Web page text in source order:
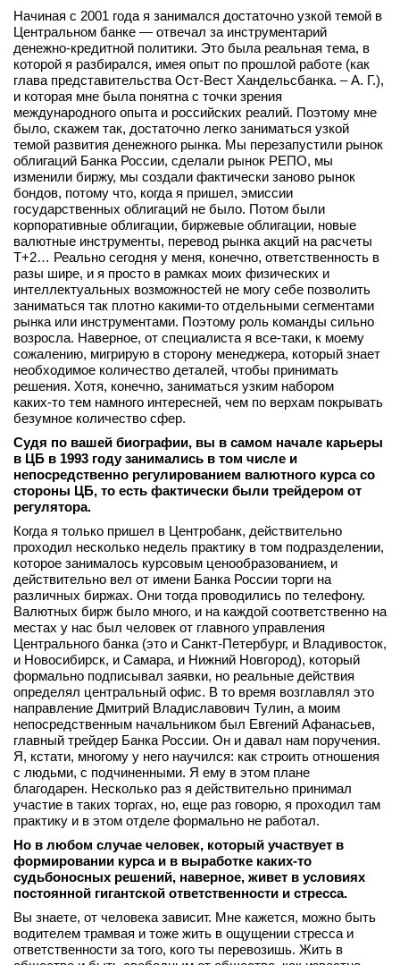
Начиная с 2001 года я занимался достаточно узкой темой в
Центральном банке — отвечал за инструментарий
денежно-кредитной политики. Это была реальная тема, в
которой я разбирался, имея опыт по прошлой работе (как
глава представительства Ост-Вест Хандельсбанка. – А. Г.),
и которая мне была понятна с точки зрения
международного опыта и российских реалий. Поэтому мне
было, скажем так, достаточно легко заниматься узкой
темой развития денежного рынка. Мы перезапустили рынок
облигаций Банка России, сделали рынок РЕПО, мы
изменили биржу, мы создали фактически заново рынок
бондов, потому что, когда я пришел, эмиссии
государственных облигаций не было. Потом были
корпоративные облигации, биржевые облигации, новые
валютные инструменты, перевод рынка акций на расчеты
Т+2… Реально сегодня у меня, конечно, ответственность в
разы шире, и я просто в рамках моих физических и
интеллектуальных возможностей не могу себе позволить
заниматься так плотно какими‑то отдельными сегментами
рынка или инструментами. Поэтому роль команды сильно
возросла. Наверное, от специалиста я все‑таки, к моему
сожалению, мигрирую в сторону менеджера, который знает
необходимое количество деталей, чтобы принимать
решения. Хотя, конечно, заниматься узким набором
каких‑то тем намного интересней, чем по верхам покрывать
безумное количество сфер.
Судя по вашей биографии, вы в самом начале карьеры
в ЦБ в 1993 году занимались в том числе и
непосредственно регулированием валютного курса со
стороны ЦБ, то есть фактически были трейдером от
регулятора.
Когда я только пришел в Центробанк, действительно
проходил несколько недель практику в том подразделении,
которое занималось курсовым ценообразованием, и
действительно вел от имени Банка России торги на
различных биржах. Они тогда проводились по телефону.
Валютных бирж было много, и на каждой соответственно на
местах у нас был человек от главного управления
Центрального банка (это и Санкт-Петербург, и Владивосток,
и Новосибирск, и Самара, и Нижний Новгород), который
формально подписывал заявки, но реальные действия
определял центральный офис. В то время возглавлял это
направление Дмитрий Владиславович Тулин, а моим
непосредственным начальником был Евгений Афанасьев,
главный трейдер Банка России. Он и давал нам поручения.
Я, кстати, многому у него научился: как строить отношения
с людьми, с подчиненными. Я ему в этом плане
благодарен. Несколько раз я действительно принимал
участие в таких торгах, но, еще раз говорю, я проходил там
практику и в этом отделе формально не работал.
Но в любом случае человек, который участвует в
формировании курса и в выработке каких‑то
судьбоносных решений, наверное, живет в условиях
постоянной гигантской ответственности и стресса.
Вы знаете, от человека зависит. Мне кажется, можно быть
водителем трамвая и тоже жить в ощущении стресса и
ответственности за того, кого ты перевозишь. Жить в